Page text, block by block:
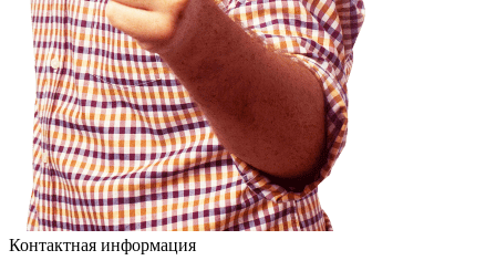
Контактная информация